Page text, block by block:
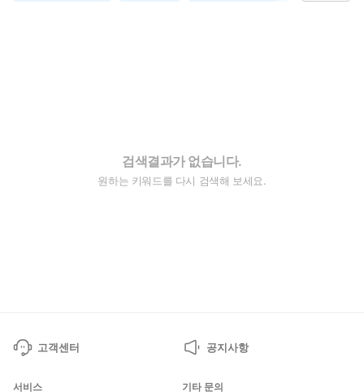
검색결과가 없습니다.
원하는 키워드를 다시 검색해 보세요.
고객센터 공지사항
서비스 기타 문의